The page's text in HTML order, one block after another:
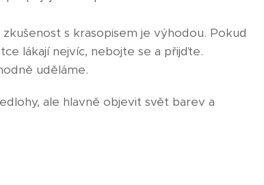
s krasopisem je výhodou. Pokud
lákají nejvíc, nebojte se a přijďte.
uděláme.
ale hlavně objevit svět barev a